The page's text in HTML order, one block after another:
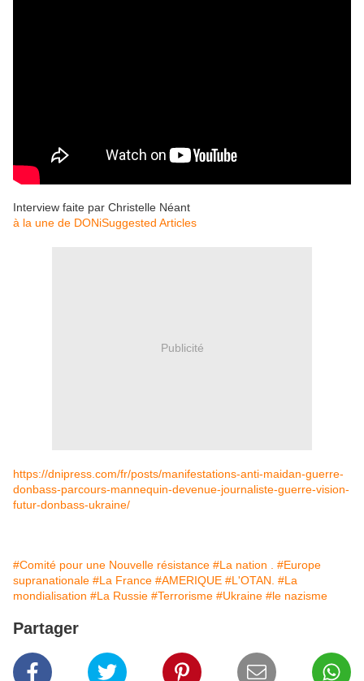
Interview faite par Christelle Néant
à la une de DONiSuggested Articles
Publicité
https://dnipress.com/fr/posts/manifestations-anti-maidan-guerre-
donbass-parcours-mannequin-devenue-journaliste-guerre-vision-
futur-donbass-ukraine/
#Comité pour une Nouvelle résistance #La nation .
#Europe
supranationale #La France #AMERIQUE #L'OTAN. #La
mondialisation #La Russie #Terrorisme #Ukraine #le nazisme
Partager